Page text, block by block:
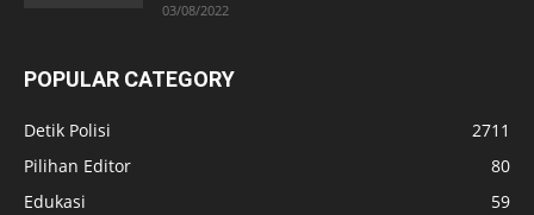
03/08/2022
POPULAR CATEGORY
Detik Polisi
2711
Pilihan Editor
80
Edukasi
59